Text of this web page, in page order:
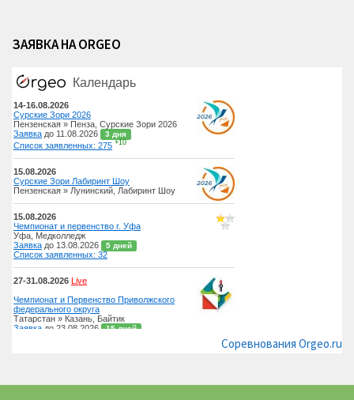
ЗАЯВКА НА ORGEO
Соревнования Orgeo.ru